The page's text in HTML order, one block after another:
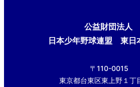
公益財団法人
日本少年野球連盟 東日
〒110-0015
東京都台東区東上野１